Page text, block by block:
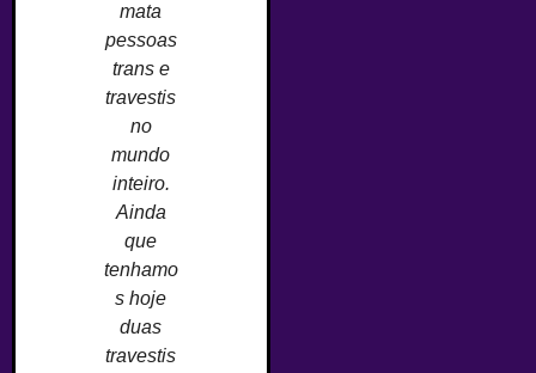
mata
pessoas
trans e
travestis
no
mundo
inteiro.
Ainda
que
tenhamo
s hoje
duas
travestis